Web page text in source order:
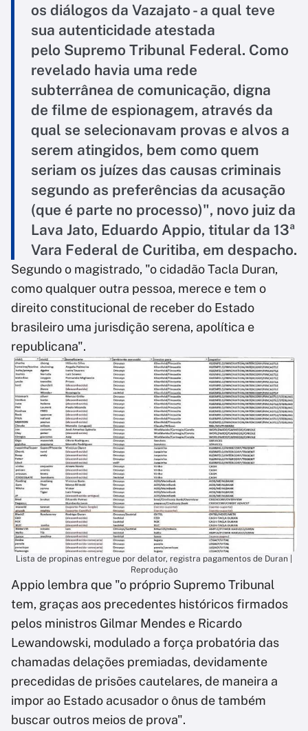
os diálogos da Vazajato - a qual teve
sua autenticidade atestada
pelo Supremo Tribunal Federal. Como
revelado havia uma rede
subterrânea de comunicação, digna
de filme de espionagem, através da
qual se selecionavam provas e alvos a
serem atingidos, bem como quem
seriam os juízes das causas criminais
segundo as preferências da acusação
(que é parte no processo)", novo juiz da
Lava Jato, Eduardo Appio, titular da 13ª
Vara Federal de Curitiba, em despacho.
Segundo o magistrado, "o cidadão Tacla Duran,
como qualquer outra pessoa, merece e tem o
direito constitucional de receber do Estado
brasileiro uma jurisdição serena, apolítica e
republicana".
Lista de propinas entregue por delator, registra pagamentos de Duran |
Reprodução
Appio lembra que "o próprio Supremo Tribunal
tem, graças aos precedentes históricos firmados
pelos ministros Gilmar Mendes e Ricardo
Lewandowski, modulado a força probatória das
chamadas delações premiadas, devidamente
precedidas de prisões cautelares, de maneira a
impor ao Estado acusador o ônus de também
buscar outros meios de prova".